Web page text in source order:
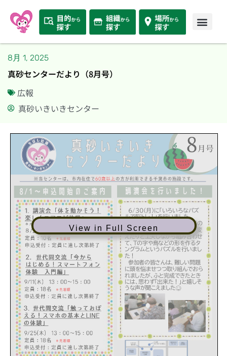
8月 1, 2025
真砂センターだより（8月号）
広報
真砂いきいきセンター
View in Full Screen